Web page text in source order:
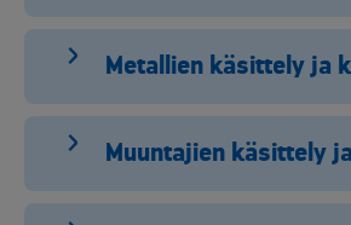
Metallien käsittely ja
Muuntajien käsittely